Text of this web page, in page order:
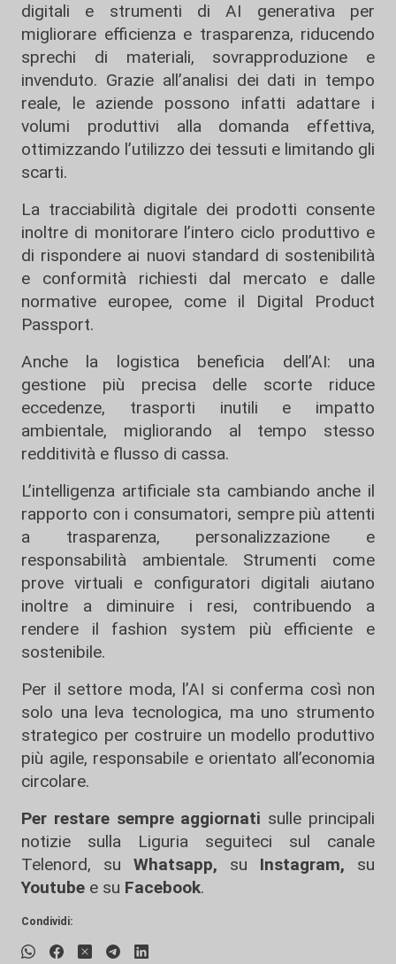
digitali e strumenti di AI generativa per
migliorare efficienza e trasparenza, riducendo
sprechi di materiali, sovrapproduzione e
invenduto. Grazie all’analisi dei dati in tempo
reale, le aziende possono infatti adattare i
volumi produttivi alla domanda effettiva,
ottimizzando l’utilizzo dei tessuti e limitando gli
scarti.
La tracciabilità digitale dei prodotti consente
inoltre di monitorare l’intero ciclo produttivo e
di rispondere ai nuovi standard di sostenibilità
e conformità richiesti dal mercato e dalle
normative europee, come il Digital Product
Passport.
Anche la logistica beneficia dell’AI: una
gestione più precisa delle scorte riduce
eccedenze, trasporti inutili e impatto
ambientale, migliorando al tempo stesso
redditività e flusso di cassa.
L’intelligenza artificiale sta cambiando anche il
rapporto con i consumatori, sempre più attenti
a trasparenza, personalizzazione e
responsabilità ambientale. Strumenti come
prove virtuali e configuratori digitali aiutano
inoltre a diminuire i resi, contribuendo a
rendere il fashion system più efficiente e
sostenibile.
Per il settore moda, l’AI si conferma così non
solo una leva tecnologica, ma uno strumento
strategico per costruire un modello produttivo
più agile, responsabile e orientato all’economia
circolare.
Per restare sempre aggiornati sulle principali
notizie sulla Liguria seguiteci sul canale
Telenord, su
Whatsapp, su Instagram, su
Youtube e su Facebook.
Condividi: